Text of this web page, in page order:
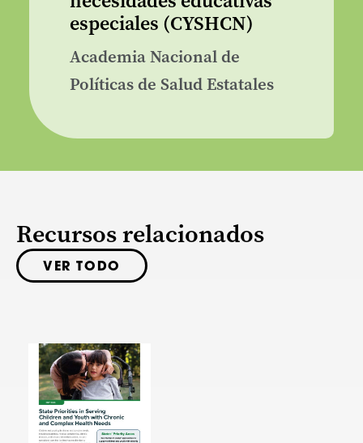
especiales (CYSHCN)
Academia Nacional de
Políticas de Salud Estatales
Recursos relacionados
VER TODO